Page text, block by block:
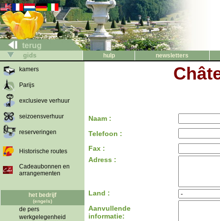
terug
gids hulp
newsletters
kamers
Parijs
exclusieve verhuur
seizoensverhuur
reserveringen
Historische routes
Cadeaubonnen en
arrangementen
het bedrijf
(engels)
de pers
werkgelegenheid
Naam :
Telefoon :
Fax :
Adress :
Land :
Aanvullende
informatie: